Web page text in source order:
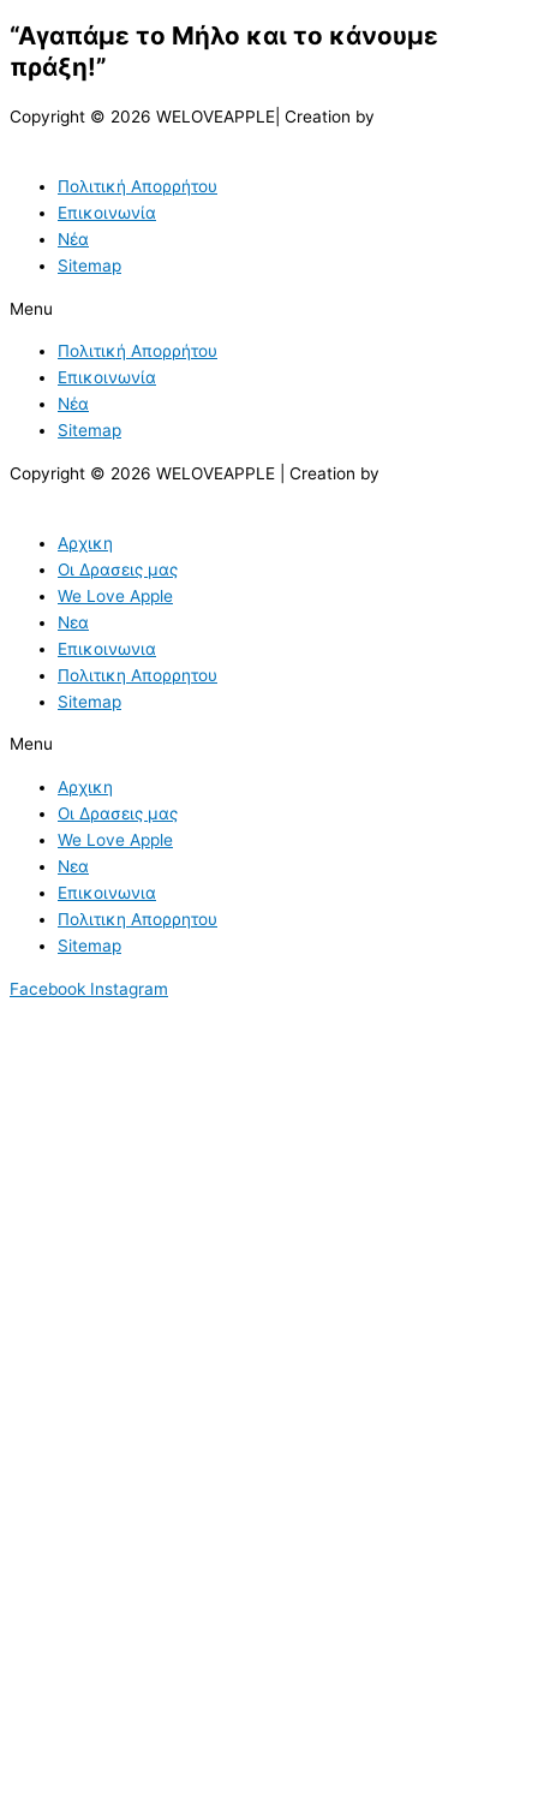
“Αγαπάμε το Μήλο και το κάνουμε
πράξη!”
Copyright © 2026 WELOVEAPPLE| Creation by
Πολιτική Απορρήτου
Επικοινωνία
Νέα
Sitemap
Menu
Πολιτική Απορρήτου
Επικοινωνία
Νέα
Sitemap
Copyright © 2026 WELOVEAPPLE | Creation by
Αρχικη
Οι Δρασεις μας
We Love Apple
Νεα
Επικοινωνια
Πολιτικη Απορρητου
Sitemap
Menu
Αρχικη
Οι Δρασεις μας
We Love Apple
Νεα
Επικοινωνια
Πολιτικη Απορρητου
Sitemap
Facebook Instagram